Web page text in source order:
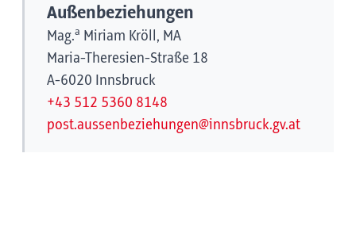
Außenbeziehungen
Mag.a Miriam Kröll, MA
Maria-Theresien-Straße 18
A-6020 Innsbruck
+43 512 5360 8148
post.aussenbeziehungen@innsbruck.gv.at